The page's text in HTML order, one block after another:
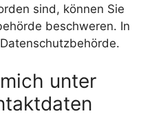
sind, können Sie
beschweren. In
unter